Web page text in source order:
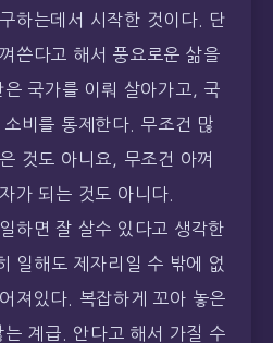
하는데서 시작한 것이다. 단
쓴다고 해서 풍요로운 삶을
국가를 이뤄 살아가고, 국
비를 통제한다. 무조건 많
것도 아니요, 무조건 아껴
가 되는 것도 아니다.
하면 잘 살수 있다고 생각한
일해도 제자리일 수 밖에 없
져있다. 복잡하게 꼬아 놓은
계급. 안다고 해서 가질 수